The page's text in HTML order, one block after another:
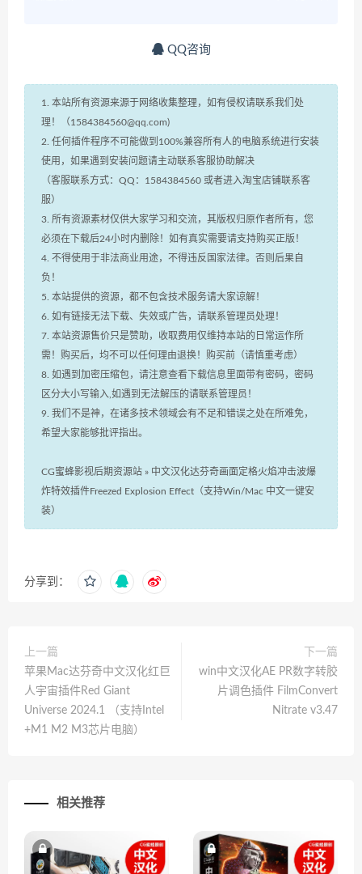
QQ咨询
1. 本站所有资源来源于网络收集整理，如有侵权请联系我们处
理！（1584384560@qq.com)
2. 任何插件程序不可能做到100%兼容所有人的电脑系统进行安装
使用，如果遇到安装问题请主动联系客服协助解决
（客服联系方式：QQ：1584384560 或者进入淘宝店铺联系客
服）
3. 所有资源素材仅供大家学习和交流，其版权归原作者所有，您
必须在下载后24小时内删除！如有真实需要请支持购买正版！
4. 不得使用于非法商业用途，不得违反国家法律。否则后果自
负！
5. 本站提供的资源，都不包含技术服务请大家谅解！
6. 如有链接无法下载、失效或广告，请联系管理员处理！
7. 本站资源售价只是赞助，收取费用仅维持本站的日常运作所
需！购买后，均不可以任何理由退换！购买前（请慎重考虑）
8. 如遇到加密压缩包，请注意查看下载信息里面带有密码，密码
区分大小写输入,如遇到无法解压的请联系管理员！
9. 我们不是神，在诸多技术领域会有不足和错误之处在所难免，
希望大家能够批评指出。
CG蜜蜂影视后期资源站 » 中文汉化达芬奇画面定格火焰冲击波爆
炸特效插件Freezed Explosion Effect（支持Win/Mac 中文一键安
装）
分享到：
上一篇
苹果Mac达芬奇中文汉化红巨
人宇宙插件Red Giant
Universe 2024.1 （支持Intel
+M1 M2 M3芯片电脑）
下一篇
win中文汉化AE PR数字转胶
片调色插件 FilmConvert
Nitrate v3.47
相关推荐